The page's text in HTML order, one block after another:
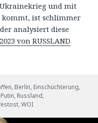
und mit
kommt, ist schlimmer
analysiert diese
von RUSSLAND
, Berlin, Einschüchterung,
Putin, Russland,
,WOI